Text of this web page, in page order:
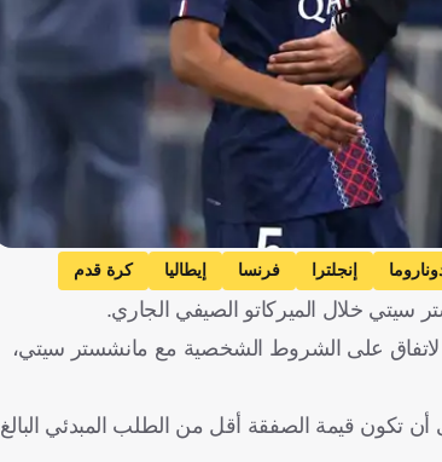
إنجلترا فرنسا إيطاليا كرة قدم
سيتي خلال الميركاتو الصيفي الجاري.
لاتفاق على الشروط الشخصية مع مانشستر سيتي،
تكون قيمة الصفقة أقل من الطلب المبدئي البالغ